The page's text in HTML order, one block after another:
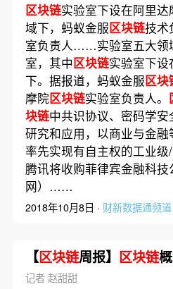
区块链实验室下设在阿里达
域下，蚂蚁金服区块链技术
室负责人……实验室五大领
室，其中区块链实验室下设
下。据报道，蚂蚁金服区块
摩院区块链实验室负责人。
块链中共识协议、密码学
研究和应用，以商业与金融
率先实现有自主权的工业级
腾讯将收购菲律宾金融科
网）……
2018年10月8日 · 财新数据通频道
【区块链周报】 区块链
记者 赵甜甜